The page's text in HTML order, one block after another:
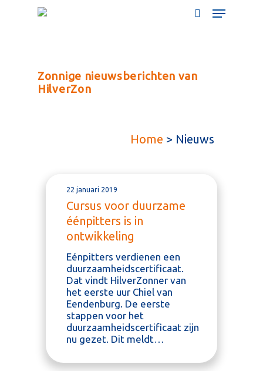
Zonnige nieuwsberichten van
HilverZon
Home > Nieuws
22 januari 2019
Cursus voor duurzame
éénpitters is in
ontwikkeling
Eénpitters verdienen een
duurzaamheidscertificaat.
Dat vindt HilverZonner van
het eerste uur Chiel van
Eendenburg. De eerste
stappen voor het
duurzaamheidscertificaat zijn
nu gezet. Dit meldt…